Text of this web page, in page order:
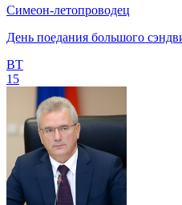
Симеон-летопроводец
День поедания большого
ВТ
15